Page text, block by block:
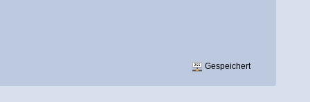
Gespeichert